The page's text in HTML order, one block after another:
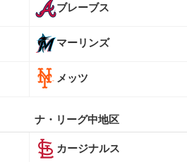
ブレーブス
マーリンズ
メッツ
ナ・リーグ中地区
カージナルス